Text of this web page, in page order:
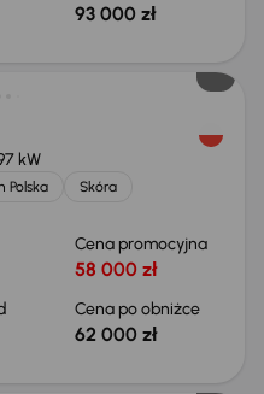
93 000 zł
kW
Polska
Skóra
Cena promocyjna
58 000 zł
Cena po obniżce
62 000 zł